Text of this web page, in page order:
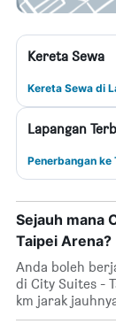
Kereta Sewa
Kereta Sewa di
Lapangan
Penerbangan ke
Sejauh mana
Taipei Arena?
Anda boleh
di City Suites -
km jarak